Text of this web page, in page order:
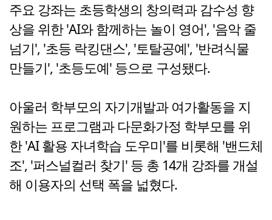
주요 강좌는 초등학생의 창의력과 감수성 향
상을 위한 'AI와 함께하는 놀이 영어', '음악 줄
넘기', '초등 락킹댄스', '토탈공예', '반려식물
만들기', '초등도예' 등으로 구성됐다.
아울러 학부모의 자기개발과 여가활동을 지
원하는 프로그램과 다문화가정 학부모를 위
한 'AI 활용 자녀학습 도우미'를 비롯해 '밴드체
조', '퍼스널컬러 찾기' 등 총 14개 강좌를 개설
해 이용자의 선택 폭을 넓혔다.